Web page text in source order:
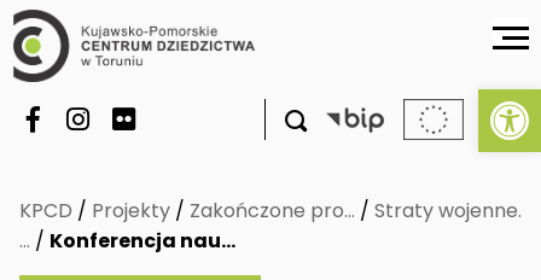

KPCD / Projekty / Zakończone pro… / Straty wojenne.
… / Konferencja nau…